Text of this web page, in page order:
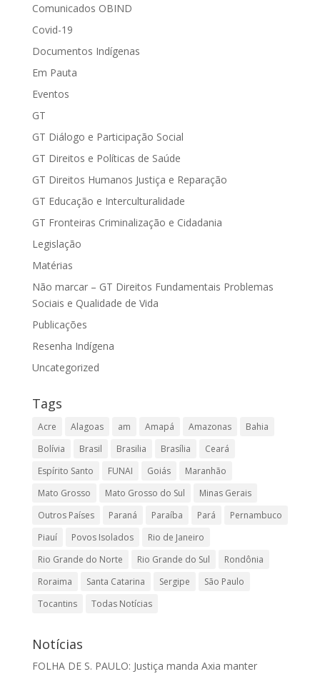
Comunicados OBIND
Covid-19
Documentos Indígenas
Em Pauta
Eventos
GT
GT Diálogo e Participação Social
GT Direitos e Políticas de Saúde
GT Direitos Humanos Justiça e Reparação
GT Educação e Interculturalidade
GT Fronteiras Criminalização e Cidadania
Legislação
Matérias
Não marcar – GT Direitos Fundamentais Problemas
Sociais e Qualidade de Vida
Publicações
Resenha Indígena
Uncategorized
Tags
Acre Alagoas am Amapá Amazonas
Bahia
Bolívia
Brasil Brasilia Brasília
Ceará
Espírito Santo
FUNAI Goiás
Maranhão
Mato Grosso
Mato Grosso do Sul
Minas Gerais
Outros Países
Paraná Paraíba Pará
Pernambuco
Piauí
Povos Isolados
Rio de Janeiro
Rio Grande do Norte
Rio Grande do Sul
Rondônia
Roraima
Santa Catarina Sergipe
São Paulo
Tocantins
Todas Notícias
Notícias
FOLHA DE S. PAULO: Justiça manda Axia manter